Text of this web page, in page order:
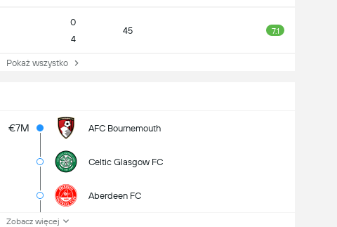
0
4
45 7.1
Pokaż wszystko
€7M AFC Bournemouth
Celtic Glasgow FC
Aberdeen FC
Zobacz więcej